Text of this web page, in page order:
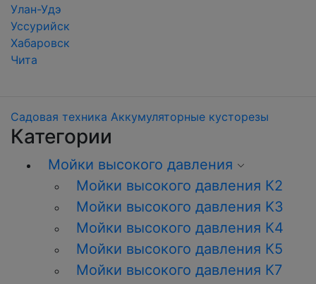
Улан-Удэ
Уссурийск
Хабаровск
Чита
Садовая техника Аккумуляторные кусторезы
Категории
Мойки высокого давления
Мойки высокого давления К2
Мойки высокого давления K3
Мойки высокого давления К4
Мойки высокого давления К5
Мойки высокого давления К7